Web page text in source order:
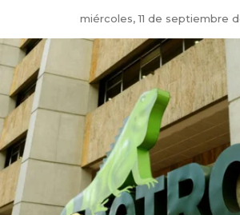
miércoles, 11 de septiembre